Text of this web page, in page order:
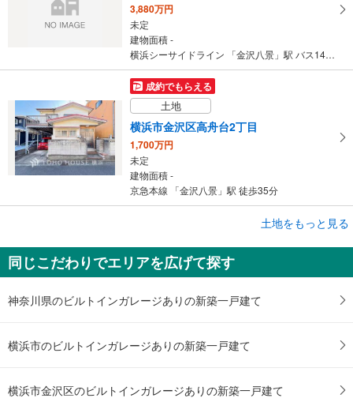
3,880万円
未定
建物面積 -
横浜シーサイドライン 「金沢八景」駅 バス14分 相武隧道 バス停下車 徒歩18分
成約でもらえる
土地
横浜市金沢区高舟台2丁目
1,700万円
未定
建物面積 -
京急本線 「金沢八景」駅 徒歩35分
横浜市金沢区釜利谷東1丁目
3,450万円
未定
建物面積 -
横浜シーサイドライン 「金沢八景」駅 徒歩7分
土地をもっと見る
同じこだわりでエリアを広げて探す
神奈川県のビルトインガレージありの新築一戸建て
横浜市のビルトインガレージありの新築一戸建て
横浜市金沢区のビルトインガレージありの新築一戸建て